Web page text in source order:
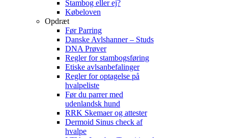
Stambog eller ej?
Købeloven
Opdræt
Før Parring
Danske Avlshanner – Studs
DNA Prøver
Regler for stambogsføring
Etiske avlsanbefalinger
Regler for optagelse på
hvalpeliste
Før du parrer med
udenlandsk hund
RRK Skemaer og attester
Dermoid Sinus check af
hvalpe